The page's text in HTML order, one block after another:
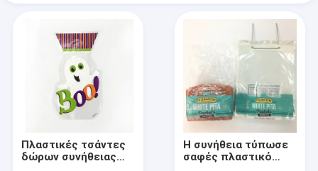
Πλαστικές τσάντες
δώρων συνήθειας
Η συνήθεια τύπωσε
σαφές πλαστικό